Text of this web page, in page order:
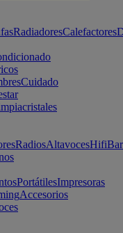
RadiadoresCalefactores
Cuidado
RadiosAltavocesHifi
PortátilesImpresoras
Accesorios